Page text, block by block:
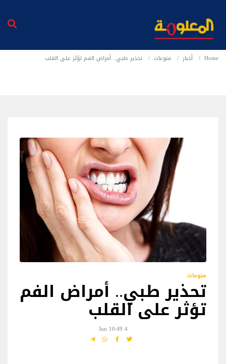
Home أخبار منوعات تحذير طبي.. أمراض الفم تؤثر على القلب
منوعات
تحذير طبي.. أمراض الفم
تؤثر على القلب
4 Jun 10:49